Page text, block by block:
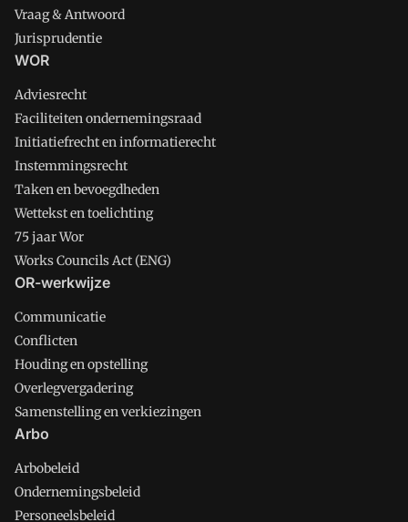
Vraag & Antwoord
Jurisprudentie
WOR
Adviesrecht
Faciliteiten ondernemingsraad
Initiatiefrecht en informatierecht
Instemmingsrecht
Taken en bevoegdheden
Wettekst en toelichting
75 jaar Wor
Works Councils Act (ENG)
OR-werkwijze
Communicatie
Conflicten
Houding en opstelling
Overlegvergadering
Samenstelling en verkiezingen
Arbo
Arbobeleid
Ondernemingsbeleid
Personeelsbeleid